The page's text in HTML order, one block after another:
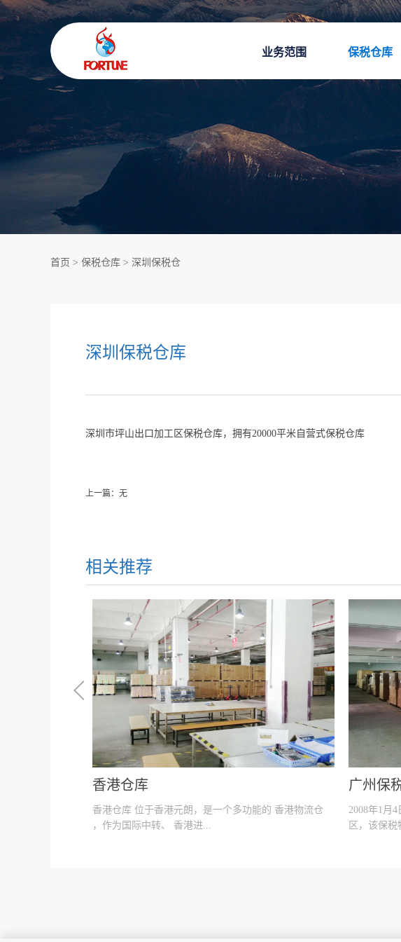
业务范围 保税仓库
首页 > 保税仓库 > 深圳保税仓
深圳保税仓库
深圳市坪山出口加工区保税仓库，拥有20000平米自营式保税仓库
上一篇：无
相关推荐
香港仓库
香港仓库 位于香港元朗，是一个多功能的 香港物流仓
，作为国际中转、 香港进...
广州保
2008年1月
区，该保